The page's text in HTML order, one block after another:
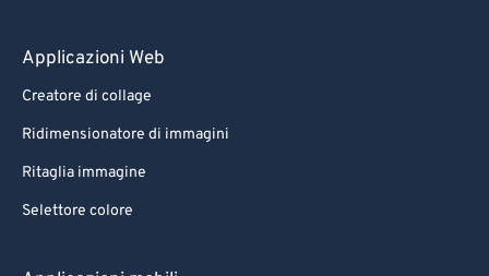
Applicazioni Web
Creatore di collage
Ridimensionatore di immagini
Ritaglia immagine
Selettore colore